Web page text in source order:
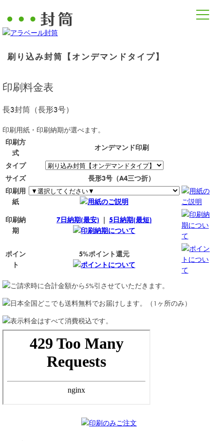
刷り込み封筒【オンデマンドタイプ】
印刷料金表
長3封筒（長形3号）
印刷用紙・印刷納期が選べます。
印刷方
式
オンデマンド印刷
タイプ
サイズ
長形3号（A4三つ折）
印刷用
紙
用紙のご説明
用紙の
ご説明
印刷納
期
7日納期(最安) ｜ 5日納期(最短)
印刷納期について
印刷納
期につい
て
ポイン
ト
5%ポイント還元
ポイントについて
ポイン
トについ
て